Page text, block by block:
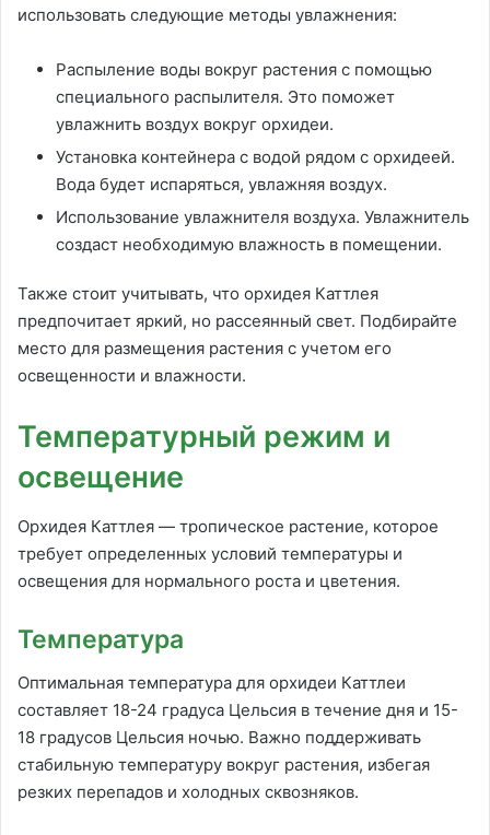
использовать следующие методы увлажнения:
Распыление воды вокруг растения с помощью
специального распылителя. Это поможет
увлажнить воздух вокруг орхидеи.
Установка контейнера с водой рядом с орхидеей.
Вода будет испаряться, увлажняя воздух.
Использование увлажнителя воздуха. Увлажнитель
создаст необходимую влажность в помещении.
Также стоит учитывать, что орхидея Каттлея
предпочитает яркий, но рассеянный свет. Подбирайте
место для размещения растения с учетом его
освещенности и влажности.
Температурный режим и
освещение
Орхидея Каттлея — тропическое растение, которое
требует определенных условий температуры и
освещения для нормального роста и цветения.
Температура
Оптимальная температура для орхидеи Каттлеи
составляет 18-24 градуса Цельсия в течение дня и 15-
18 градусов Цельсия ночью. Важно поддерживать
стабильную температуру вокруг растения, избегая
резких перепадов и холодных сквозняков.